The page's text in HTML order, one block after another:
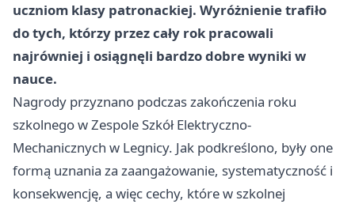
uczniom klasy patronackiej. Wyróżnienie trafiło
do tych, którzy przez cały rok pracowali
najrówniej i osiągnęli bardzo dobre wyniki w
nauce.
Nagrody przyznano podczas zakończenia roku
szkolnego w Zespole Szkół Elektryczno-
Mechanicznych w Legnicy. Jak podkreślono, były one
formą uznania za zaangażowanie, systematyczność i
konsekwencję, a więc cechy, które w szkolnej